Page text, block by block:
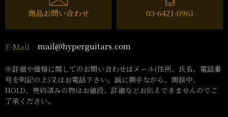
商品お問い合わせ 03-6421-0961
E-Mail mail@hyperguitars.com
※詳細や価格に関してのお問い合わせはメール(住所、氏名、電話番
号を明記の上)又はお電話下さい。誠に勝手ながら、商談中、
HOLD、売約済みの物はお値段、詳細などお伝えできませんのでご
了承ください。